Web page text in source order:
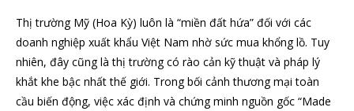
Thị trường Mỹ (Hoa Kỳ) luôn là “miền đất hứa” đối với các
doanh nghiệp xuất khẩu Việt Nam nhờ sức mua khổng lồ. Tuy
nhiên, đây cũng là thị trường có rào cản kỹ thuật và pháp lý
khắt khe bậc nhất thế giới. Trong bối cảnh thương mại toàn
cầu biến động, việc xác định và chứng minh nguồn gốc “Made